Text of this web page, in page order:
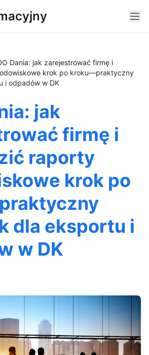
Dania: jak zarejestrować firmę i
krok po kroku—praktyczny
i odpadów w DK
jak
firmę i
raporty
krok po
dla eksportu i
w DK